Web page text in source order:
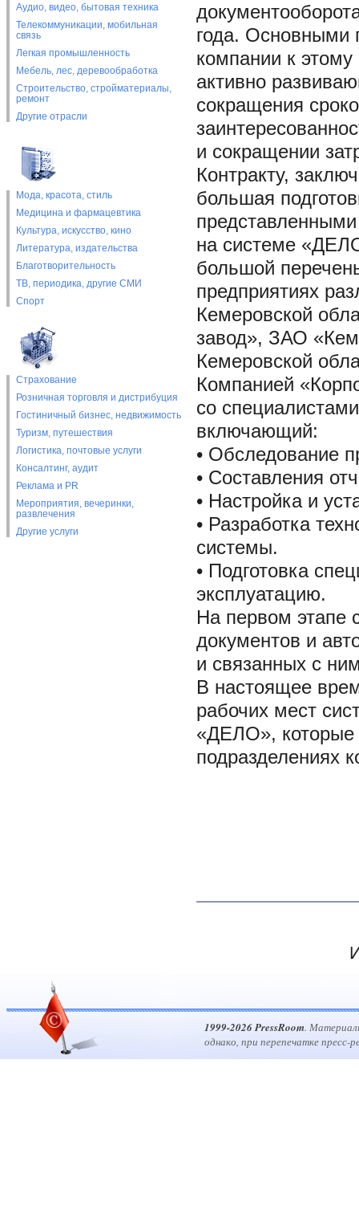
Аудио, видео, бытовая техника
Телекоммуникации, мобильная
связь
Легкая промышленность
Мебель, лес, деревообработка
Строительство, стройматериалы,
ремонт
Другие отрасли
Мода, красота, стиль
Медицина и фармацевтика
Культура, искусство, кино
Литература, издательства
Благотворительность
ТВ, периодика, другие СМИ
Спорт
Страхование
Розничная торговля и дистрибуция
Гостиничный бизнес, недвижимость
Туризм, путешествия
Логистика, почтовые услуги
Консалтинг, аудит
Реклама и PR
Мероприятия, вечеринки,
развлечения
Другие услуги
года. Основными
компании к
активно
сокращения
и сокращении
Контракту,
большая
на системе
большой
предприятиях
Кемеровской
завод», ЗАО
Кемеровской
Компанией
со
включающий:
• Обследование
• Составления
• Настройка и
• Разработка
системы.
• Подготовка
эксплуатацию.
На первом этапе
документов и
и связанных с
В настоящее
рабочих мест
«ДЕЛО», которые
подразделениях
1999-2026 PressRoom.
однако, при перепечатке пресс-